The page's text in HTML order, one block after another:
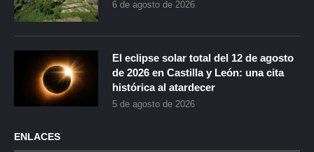
6 de agosto de 2026
El eclipse solar total del 12 de agosto
de 2026 en Castilla y León: una cita
histórica al atardecer
5 de agosto de 2026
ENLACES